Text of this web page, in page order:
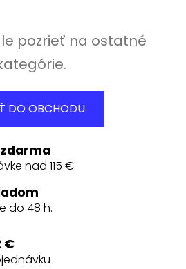
pozrieť na ostatné
DO OBCHODU
nad 115 €
do 48 h.
€